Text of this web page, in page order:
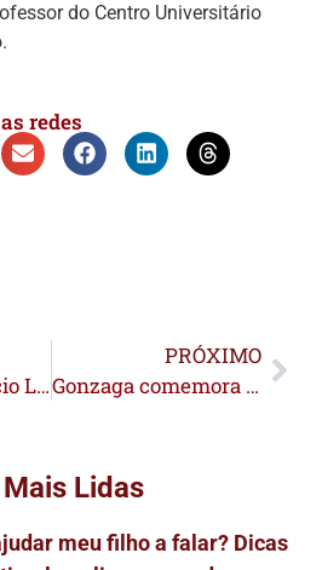
do Centro Universitário
redes
Prefeito de Mâncio Lima critica atuação da AMAC e cobra mais agilidade na elaboração de projetos
PRÓXIMO
Gonzaga comemora avanços na implantação de voos do Peru para o Acre e trata sobre parcerias comerciais com autoridades peruanas
Mais Lidas
meu filho a falar? Dicas